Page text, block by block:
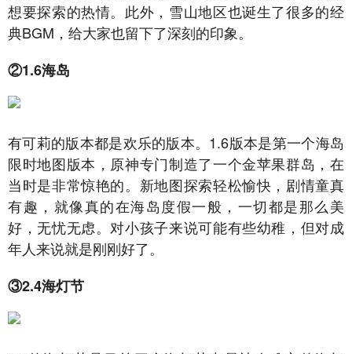
想要探索的热情。此外，雪山地区也诞生了很多的经
典BGM，给大家也留下了深刻的印象。
②1.6海岛
有可莉的版本都是欢乐的版本。1.6版本是第一个海岛
限时地图版本，原神专门制造了一个金苹果群岛，在
当时是非常惊艳的。新地图探索轻松愉快，剧情童真
有趣，就像真的在海岛度假一般，一切都是那么美
好，无忧无虑。对小孩子来说可能有些幼稚，但对成
年人来说就是刚刚好了。
③2.4海灯节